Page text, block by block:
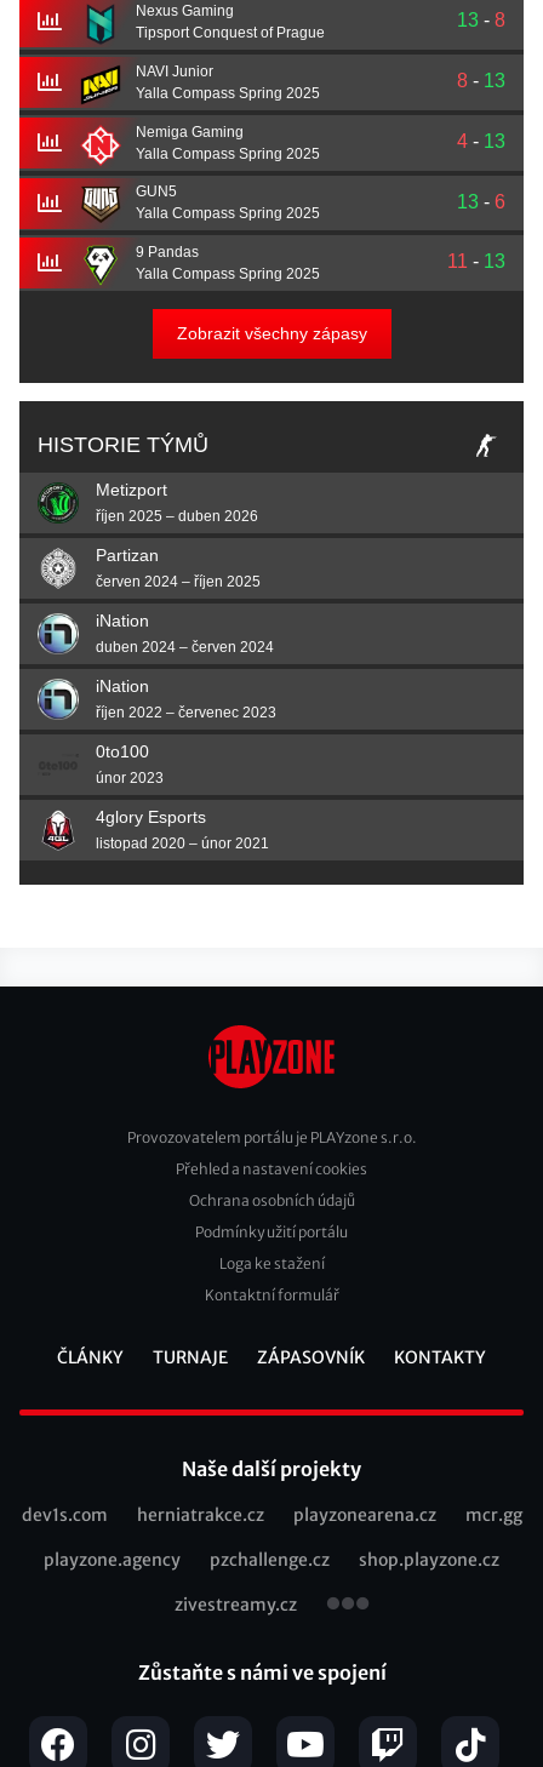
Nexus Gaming
Tipsport Conquest of Prague
13 - 8
NAVI Junior
Yalla Compass Spring 2025
8 - 13
Nemiga Gaming
Yalla Compass Spring 2025
4 - 13
GUN5
Yalla Compass Spring 2025
13 - 6
9 Pandas
Yalla Compass Spring 2025
11 - 13
Zobrazit všechny zápasy
HISTORIE TÝMŮ
Metizport
říjen 2025 – duben 2026
Partizan
červen 2024 – říjen 2025
iNation
duben 2024 – červen 2024
iNation
říjen 2022 – červenec 2023
0to100
únor 2023
4glory Esports
listopad 2020 – únor 2021
Footer
Provozovatelem portálu je PLAYzone s.r.o.
Přehled a nastavení cookies
Ochrana osobních údajů
Podmínky užití portálu
Loga ke stažení
Kontaktní formulář
ČLÁNKY TURNAJE ZÁPASOVNÍK KONTAKTY
Naše další projekty
Recommended
dev1s.com herniatrakce.cz playzonearena.cz mcr.gg
playzone.agency pzchallenge.cz shop.playzone.cz
zivestreamy.cz
Zůstaňte s námi ve spojení